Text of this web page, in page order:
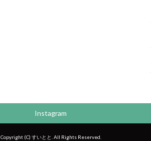
Instagram
Copyright (C) すいとと. All Rights Reserved.